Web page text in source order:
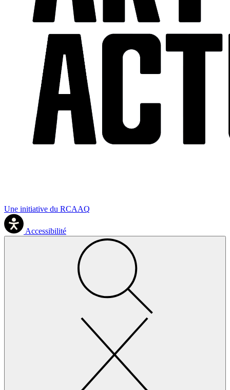
Une initiative du RCAAQ
Accessibilité